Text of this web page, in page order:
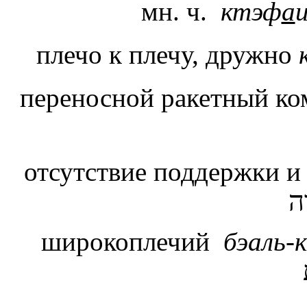
мн. ч. ктэфа
плечо к плечу, дружно
переносной ракетный
отсутствие поддержки
широкоплечий